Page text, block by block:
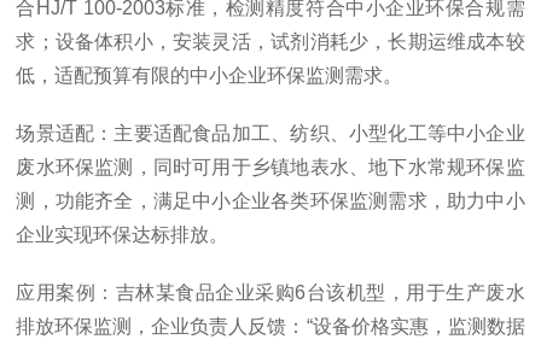
合HJ/T 100-2003标准，检测精度符合中小企业环保合规需
求；设备体积小，安装灵活，试剂消耗少，长期运维成本较
低，适配预算有限的中小企业环保监测需求。
场景适配：主要适配食品加工、纺织、小型化工等中小企业
废水环保监测，同时可用于乡镇地表水、地下水常规环保监
测，功能齐全，满足中小企业各类环保监测需求，助力中小
企业实现环保达标排放。
应用案例：吉林某食品企业采购6台该机型，用于生产废水
排放环保监测，企业负责人反馈：“设备价格实惠，监测数据